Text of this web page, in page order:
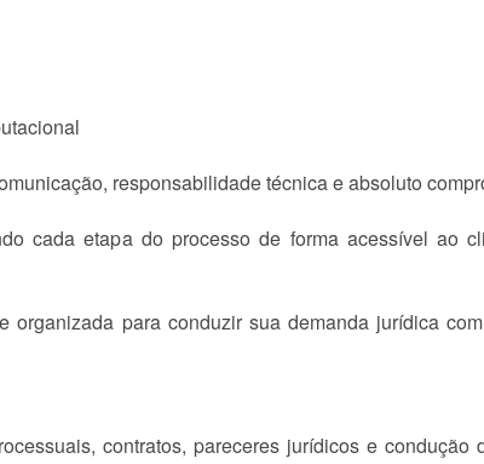
responsabilidade técnica e absoluto
cada etapa do processo de forma acessível ao
organizada para conduzir sua demanda jurídica
contratos, pareceres jurídicos e condução